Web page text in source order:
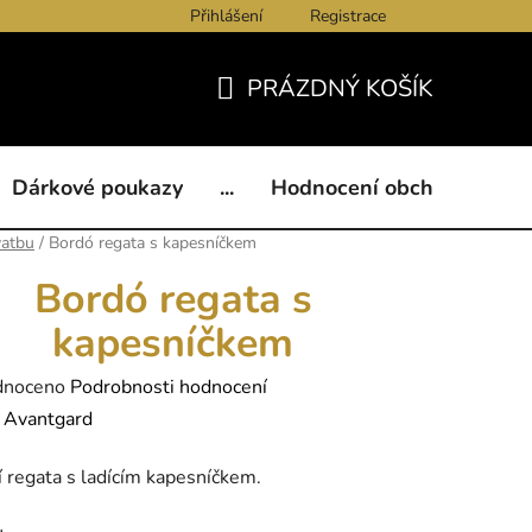
Kontakty Obchodní podmínky
Přihlášení Registrace
KOŠÍK
PRÁZDNÝ KOŠÍK
Dárkové poukazy ... Hodnocení obchodu
/ Bordó regata s kapesníčkem
Bordó regata s
kapesníčkem
Podrobnosti hodnocení
Avantgard
regata s ladícím kapesníčkem.